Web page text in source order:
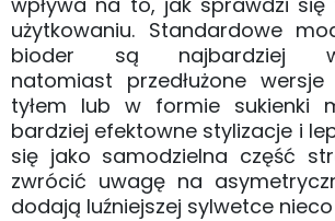
użytkowaniu. Standardowe
bioder są najbardziej
natomiast przedłużone
tyłem lub w formie sukienki
bardziej efektowne stylizacje i
się jako samodzielna część
zwrócić uwagę na
dodają luźniejszej sylwetce